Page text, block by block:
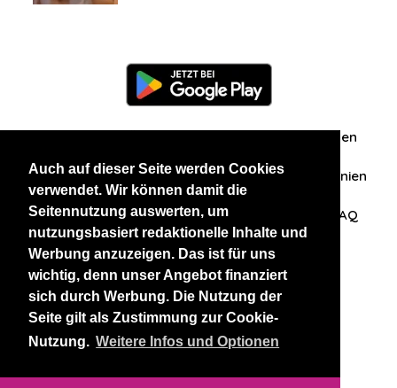
Auch auf dieser Seite werden Cookies
verwendet. Wir können damit die
Seitennutzung auswerten, um
nutzungsbasiert redaktionelle Inhalte und
Werbung anzuzeigen. Das ist für uns
wichtig, denn unser Angebot finanziert
sich durch Werbung. Die Nutzung der
Seite gilt als Zustimmung zur Cookie-
Nutzung. Weitere Infos und Optionen
Zuschriften/Erfahrungen
Datenschutzerklärung AGB Datenschutzrichtlinien
Nehmen Sie Kontakt mit uns auf FAQ
Unsere anderen Websites
BlackAndBeauties RussianKisses